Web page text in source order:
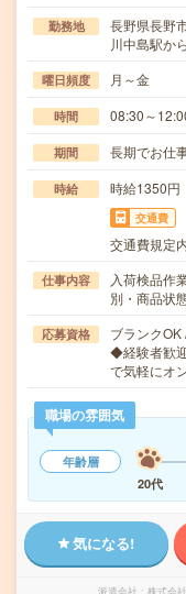
勤務地
長野県長野
川中島駅か
曜日頻度 月～金
時間 08:30～
期間 長期でお仕
時給 時給1350円
交通費
交通費規定
仕事内容
入荷検品作
別・商品状
応募資格
ブランク
◆経験者歓
で気軽にオ
職場の雰囲気
年齢層
20代
気になる!